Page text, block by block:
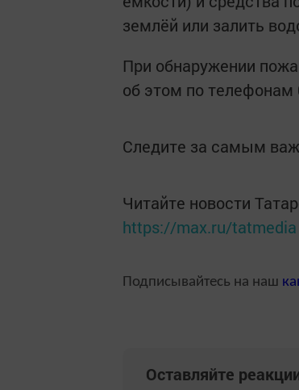
землёй или залить
При обнаружении
об этом по телефонам
Следите за самым
Читайте новости
https://max.ru/tatmedia
Подписывайтесь на наш
Оставляйте